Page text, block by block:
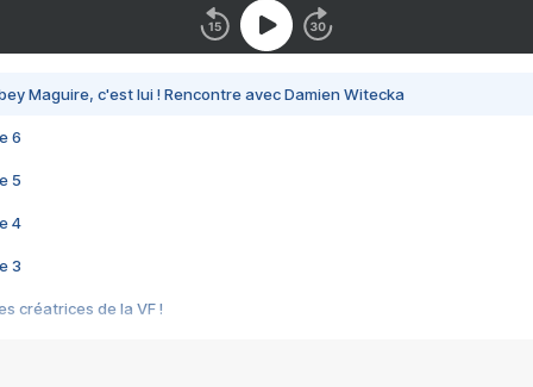
Maguire, c'est lui ! Rencontre avec Damien Witecka
6
5
4
3
créatrices de la VF !